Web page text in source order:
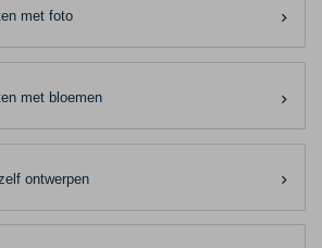
met foto
met bloemen
ontwerpen